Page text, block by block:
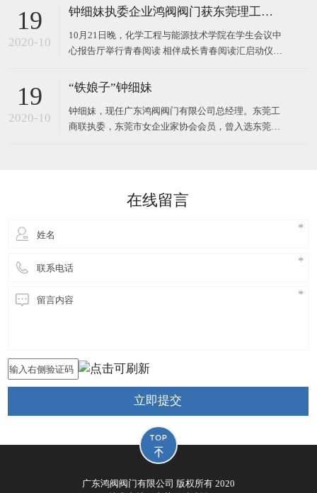
司作为主办方，以高新技术对接，最新技术产品，超
用，共同将环
19
2020-10
钟细妹执委企业鸿阀阀门获东莞理工学院校长马宏伟亲赠牌匾
10月21日晚，化学工程与能源技术学院在学生会议中
心报告厅举行青春阅读 相伴成长青春阅读汇启动仪
妹，与东莞理工学院党委副书记、校长马宏伟，化能
处长廖文波出席本场仪式。化能学院各支部书记、政
治辅导员、班
19
2020-10
“铁娘子”钟细妹
钟细妹，现任广东鸿阀阀门有限公司总经理。东莞工
商联执委，东莞市女企业家协会会员，曾入选东莞报
在线留言
立即提交
广东鸿阀阀门有限公司 版权所有 2020